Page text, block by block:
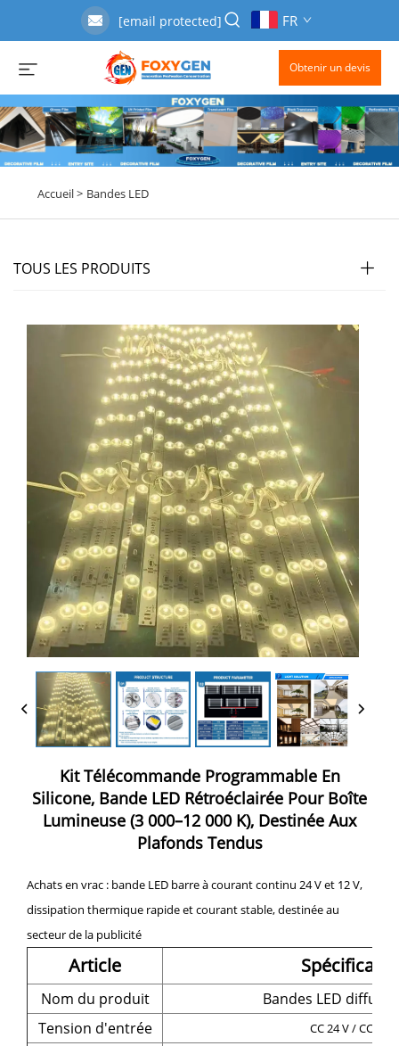
[email protected] FR
Obtenir un devis
Accueil > Bandes LED
TOUS LES PRODUITS
Kit Télécommande Programmable En
Silicone, Bande LED Rétroéclairée Pour Boîte
Lumineuse (3 000–12 000 K), Destinée Aux
Plafonds Tendus
Achats en vrac : bande LED barre à courant continu 24 V et 12 V,
dissipation thermique rapide et courant stable, destinée au
secteur de la publicité
Article
Nom du produit
Bandes LED
Tension d'entrée
CC 24 V / CC 12 V